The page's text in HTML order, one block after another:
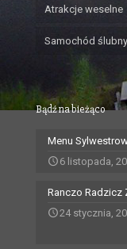
Atrakcje weselne
Samochód ślubny
Bądź na bieżąco
Menu
6 listopada,
Ranczo Radzicz
24 stycznia,